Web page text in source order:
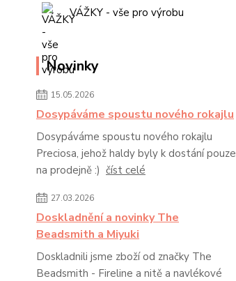
VÁŽKY - vše pro výrobu
Novinky
15.05.2026
Dosypáváme spoustu nového rokajlu
Dosypáváme spoustu nového rokajlu
Preciosa, jehož haldy byly k dostání pouze
na prodejně :) číst celé
27.03.2026
Doskladnění a novinky The
Beadsmith a Miyuki
Doskladnili jsme zboží od značky The
Beadsmith - Fireline a nitě a navlékové